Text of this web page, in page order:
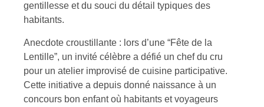
gentillesse et du souci du détail typiques des
habitants.
Anecdote croustillante : lors d’une “Fête de la
Lentille”, un invité célèbre a défié un chef du cru
pour un atelier improvisé de cuisine participative.
Cette initiative a depuis donné naissance à un
concours bon enfant où habitants et voyageurs